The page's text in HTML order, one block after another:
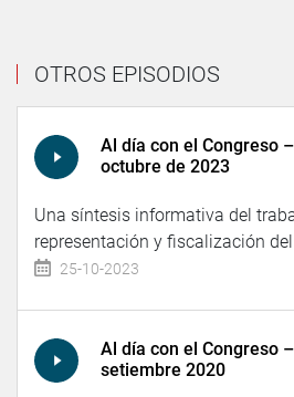
OTROS EPISODIOS
Al día con el Congreso
octubre de 2023
Una síntesis informativa del
representación y fiscalización
25-10-2023
Al día con el Congreso
setiembre 2020